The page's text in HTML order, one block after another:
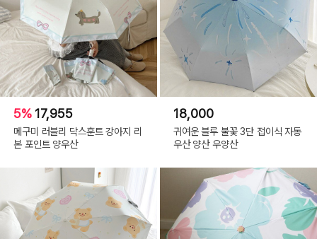
5% 17,955
메구미 러블리 닥스훈트 강아지 리
본 포인트 양우산
18,000
귀여운 블루 불꽃 3단 접이식 자동
우산 양산 우양산